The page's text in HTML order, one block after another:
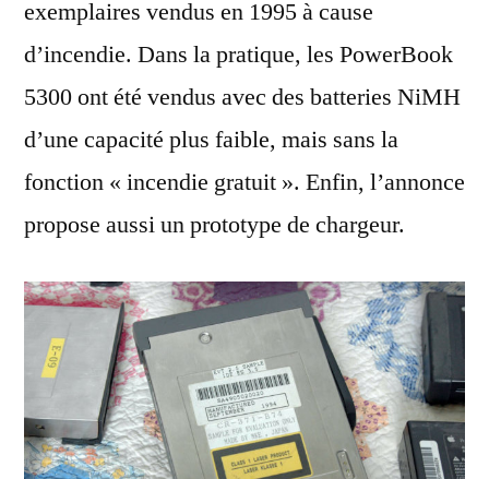
exemplaires vendus en 1995 à cause
d’incendie. Dans la pratique, les PowerBook
5300 ont été vendus avec des batteries NiMH
d’une capacité plus faible, mais sans la
fonction « incendie gratuit ». Enfin, l’annonce
propose aussi un prototype de chargeur.